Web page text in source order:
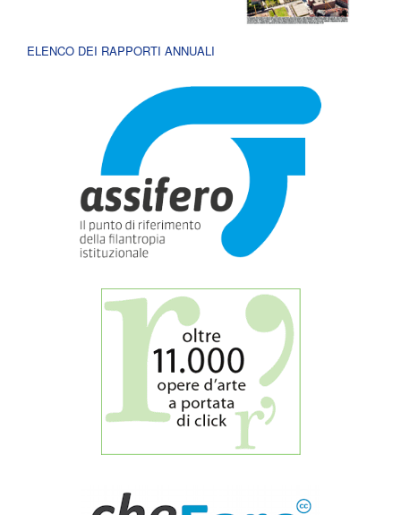
ELENCO DEI RAPPORTI ANNUALI